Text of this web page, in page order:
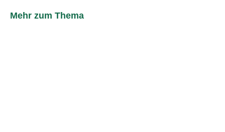
Mehr zum Thema